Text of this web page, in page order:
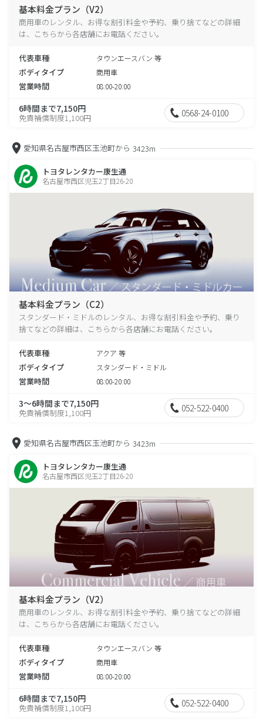
基本料金プラン（V2）
商用車のレンタル、お得な割引料金や予約、乗り捨てなどの詳細
は、こちらから各店舗にお電話ください。
代表車種 タウンエースバン 等
ボディタイプ 商用車
営業時間 08:00-20:00
6時間まで7,150円
免責補償制度1,100円 0568-24-0100
愛知県名古屋市西区玉池町から 3423m
トヨタレンタカー康生通
名古屋市西区児玉2丁目26-20
基本料金プラン（C2）
スタンダード・ミドルのレンタル、お得な割引料金や予約、乗り
捨てなどの詳細は、こちらから各店舗にお電話ください。
代表車種 アクア 等
ボディタイプ スタンダード・ミドル
営業時間 08:00-20:00
3～6時間まで7,150円
免責補償制度1,100円 052-522-0400
愛知県名古屋市西区玉池町から 3423m
トヨタレンタカー康生通
名古屋市西区児玉2丁目26-20
基本料金プラン（V2）
商用車のレンタル、お得な割引料金や予約、乗り捨てなどの詳細
は、こちらから各店舗にお電話ください。
代表車種 タウンエースバン 等
ボディタイプ 商用車
営業時間 08:00-20:00
6時間まで7,150円
免責補償制度1,100円 052-522-0400